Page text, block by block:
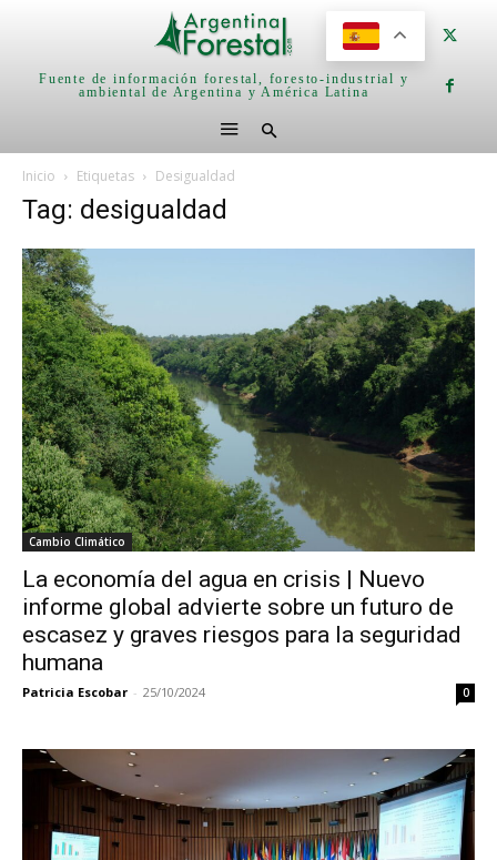
Fuente de información forestal, foresto-industrial y
ambiental de Argentina y América Latina
Inicio Etiquetas Desigualdad
Tag: desigualdad
Cambio Climático
La economía del agua en crisis | Nuevo
informe global advierte sobre un futuro de
escasez y graves riesgos para la seguridad
humana
Patricia Escobar - 25/10/2024 0